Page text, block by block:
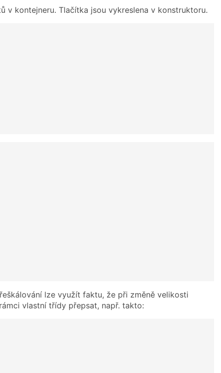
v kontejneru. Tlačítka jsou vykreslena v konstruktoru.
lze využít faktu, že při změně velikosti
vlastní třídy přepsat, např. takto: